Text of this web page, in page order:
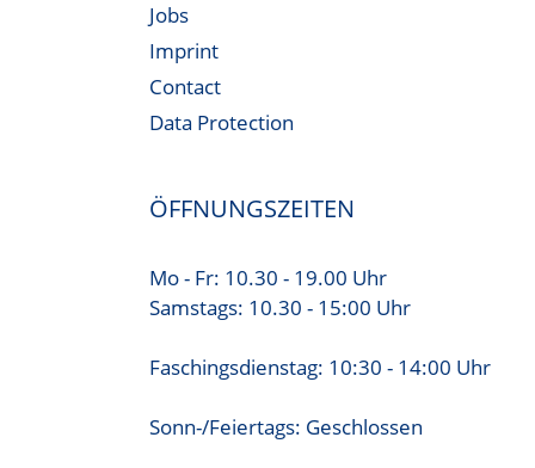
Jobs
Imprint
Contact
Data Protection
ÖFFNUNGSZEITEN
Mo - Fr: 10.30 - 19.00 Uhr
Samstags: 10.30 - 15:00 Uhr
Faschingsdienstag: 10:30 - 14:00 Uhr
Sonn-/Feiertags: Geschlossen